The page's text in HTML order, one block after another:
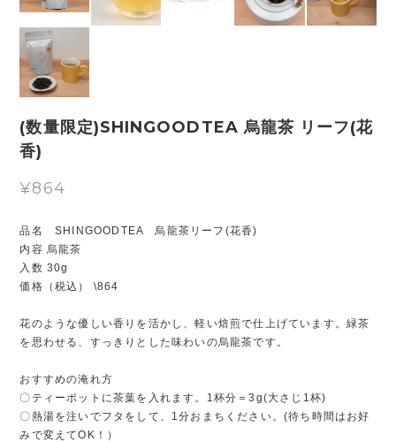
(数量限定)SHINGOODTEA 烏龍茶 リーフ(花
香)
¥864
品名 SHINGOODTEA 烏龍茶リーフ(花香)
内容 烏龍茶
入数 30g
価格（税込） \864
花のような優しい香りを活かし、軽い焙煎で仕上げています。緑茶
を思わせる、すっきりとした味わいの烏龍茶です。
おすすめの淹れ方
〇ティーポットに茶葉を入れます。1杯分＝3g(大さじ1杯)
〇熱湯を注いでフタをして、1分おまちください。(待ち時間はお好
みで変えてOK！）